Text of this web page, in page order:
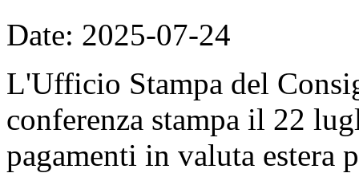
Date: 2025-07-24
L'Ufficio Stampa del
conferenza stampa il 22
pagamenti in valuta estera